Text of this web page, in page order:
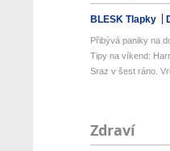
BLESK Tlapky
Přibývá paniky na
Tipy na víkend:
Sraz v šest ráno.
Zdraví